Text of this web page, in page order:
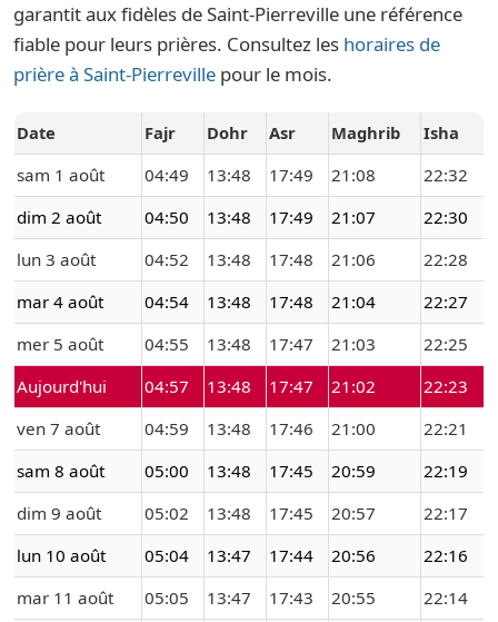
garantit aux fidèles de Saint-Pierreville une référence
fiable pour leurs prières. Consultez les horaires de
prière à Saint-Pierreville pour le mois.
Date Fajr Dohr Asr Maghrib
Isha
sam 1 août
04:49 13:48 17:49 21:08
22:32
dim 2 août
04:50 13:48 17:49 21:07
22:30
lun 3 août
04:52 13:48 17:48 21:06
22:28
mar 4 août
04:54 13:48 17:48 21:04
22:27
mer 5 août
04:55 13:48 17:47 21:03
22:25
Aujourd'hui
04:57 13:48 17:47 21:02
22:23
ven 7 août
04:59 13:48 17:46 21:00
22:21
sam 8 août
05:00 13:48 17:45 20:59
22:19
dim 9 août
05:02 13:48 17:45 20:57
22:17
lun 10 août
05:04 13:47 17:44 20:56
22:16
mar 11 août
05:05 13:47 17:43 20:55
22:14